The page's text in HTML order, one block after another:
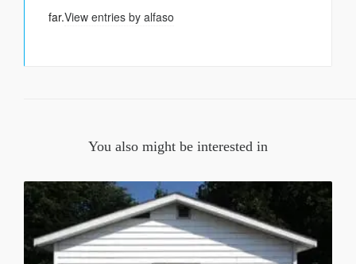
far.View entries by alfaso
You also might be interested in